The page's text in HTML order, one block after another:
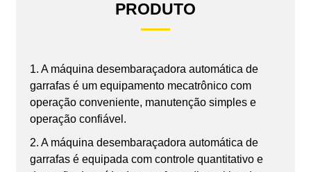
PRODUTO
1. A máquina desembaraçadora automática de
garrafas é um equipamento mecatrônico com
operação conveniente, manutenção simples e
operação confiável.
2. A máquina desembaraçadora automática de
garrafas é equipada com controle quantitativo e